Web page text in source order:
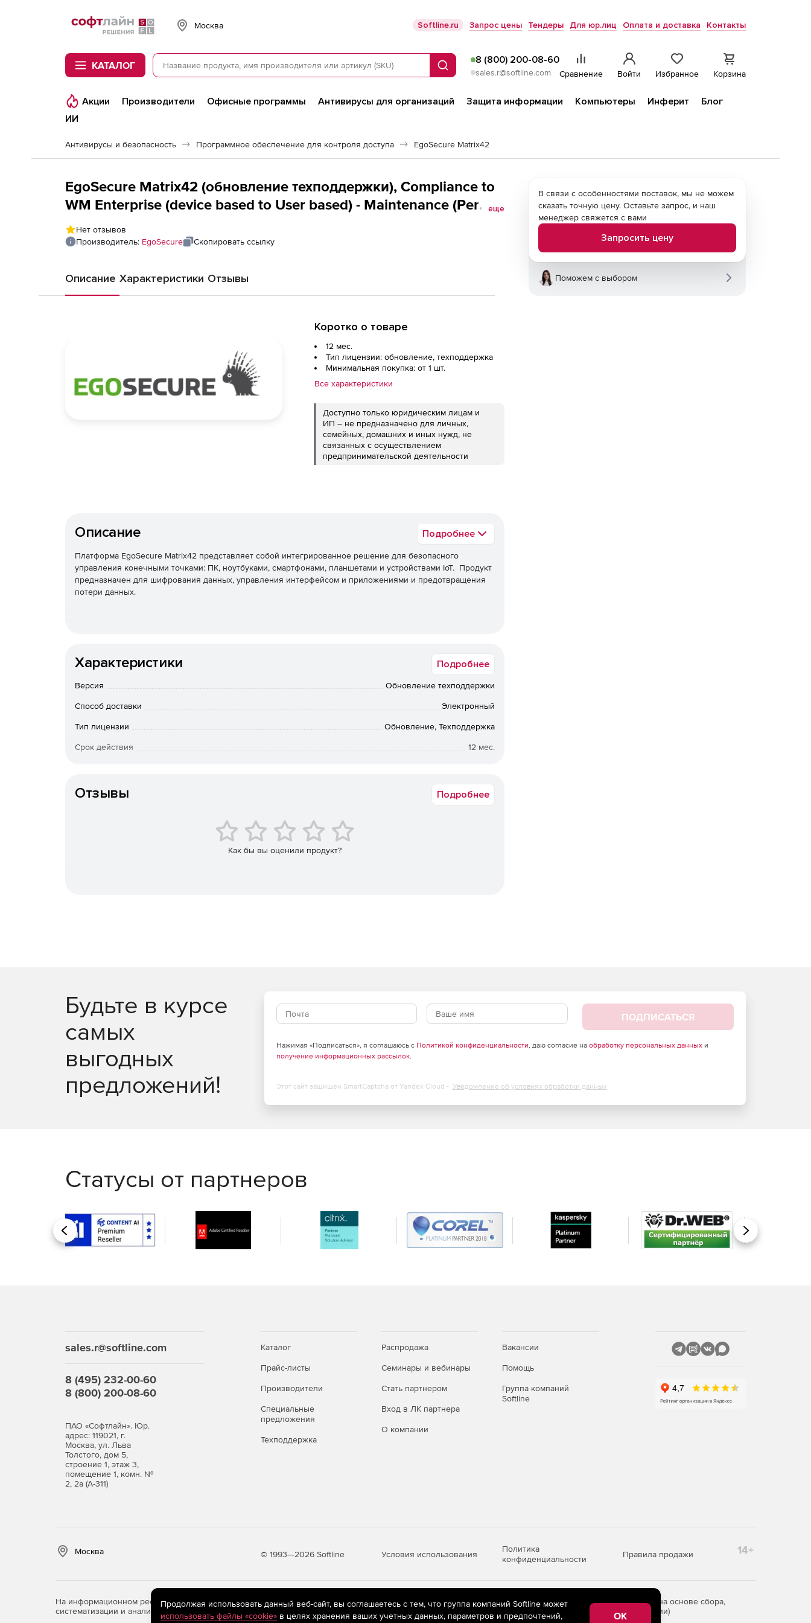
Softline
Москва Softline.ru Запрос цены Тендеры Для юр.лиц Оплата и доставка Контакты
КАТАЛОГ Поиск
8 (800) 200-08-60
sales.r@softline.com Сравнение Войти Избранное Корзина
Акции Производители Офисные программы Антивирусы для организаций Защита информации Компьютеры Инферит
Блог
ИИ
Антивирусы и безопасность Программное обеспечение для контроля доступа EgoSecure Matrix42
EgoSecure Matrix42 (обновление техподдержки), Compliance to
WM Enterprise (device based to User based) - Maintenance (Per
User, per Year)
еще
Нет отзывов
Производитель: EgoSecure Скопировать ссылку
Описание Характеристики Отзывы
Коротко о товаре
12 мес.
Тип лицензии: обновление, техподдержка
Минимальная покупка: от 1 шт.
Все характеристики
Доступно только юридическим лицам и
ИП – не предназначено для личных,
семейных, домашних и иных нужд, не
связанных с осуществлением
предпринимательской деятельности
Описание Подробнее
Платформа EgoSecure Matrix42 представляет собой интегрированное решение для безопасного
управления конечными точками: ПК, ноутбуками, смартфонами, планшетами и устройствами IoT. Продукт
предназначен для шифрования данных, управления интерфейсом и приложениями и предотвращения
потери данных.
Характеристики Подробнее
Версия Обновление техподдержки
Способ доставки Электронный
Тип лицензии Обновление, Техподдержка
Срок действия 12 мес.
Отзывы Подробнее
Как бы вы оценили продукт?
В связи с особенностями поставок, мы не можем
сказать точную цену. Оставьте запрос, и наш
менеджер свяжется с вами
Запросить цену
Поможем с выбором
Будьте в курсе
самых
выгодных
предложений!
ПОДПИСАТЬСЯ
Нажимая «Подписаться», я соглашаюсь с Политикой конфиденциальности, даю согласие на обработку персональных данныхи
получение информационных рассылок.
Этот сайт защищен SmartCaptcha от Yandex Cloud - Уведомление об условиях обработки данных
Статусы от партнеров
Назад Вперед
sales.r@softline.com
8 (495) 232-00-60
8 (800) 200-08-60
ПАО «Софтлайн». Юр.
адрес: 119021, г.
Москва, ул. Льва
Толстого, дом 5,
строение 1, этаж 3,
помещение 1, комн. №
2, 2а (А-311)
Каталог
Прайс-листы
Производители
Специальные
предложения
Техподдержка
Распродажа
Семинары и вебинары
Стать партнером
Вход в ЛК партнера
О компании
Вакансии
Помощь
Группа компаний
Softline
Москва © 1993—2026 Softline Условия использования
Политика
конфиденциальности
Правила продажи 14+
На информационном ресурсе store.softline.ru применяютсярекомендательные технологии(информационные технологии предоставления информации на основе сбора,
систематизации и анализа сведений, относящихся к предпочтениям пользователей сети «Интернет», находящихся на территории Российской Федерации)
Продолжая использовать данный веб-сайт, вы соглашаетесь с тем, что группа компаний Softline может
использовать файлы «cookie»в целях хранения ваших учетных данных, параметров и предпочтений, OK